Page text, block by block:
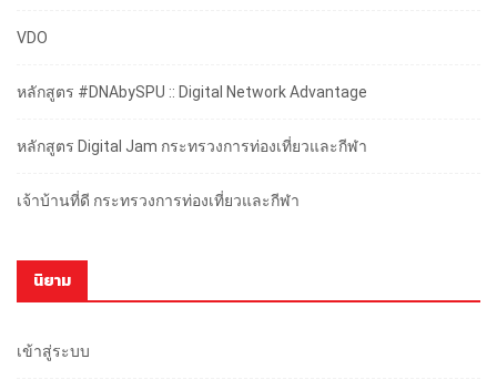
VDO
หลักสูตร #DNAbySPU :: Digital Network Advantage
หลักสูตร Digital Jam กระทรวงการท่องเที่ยวและกีฬา
เจ้าบ้านที่ดี กระทรวงการท่องเที่ยวและกีฬา
นิยาม
เข้าสู่ระบบ